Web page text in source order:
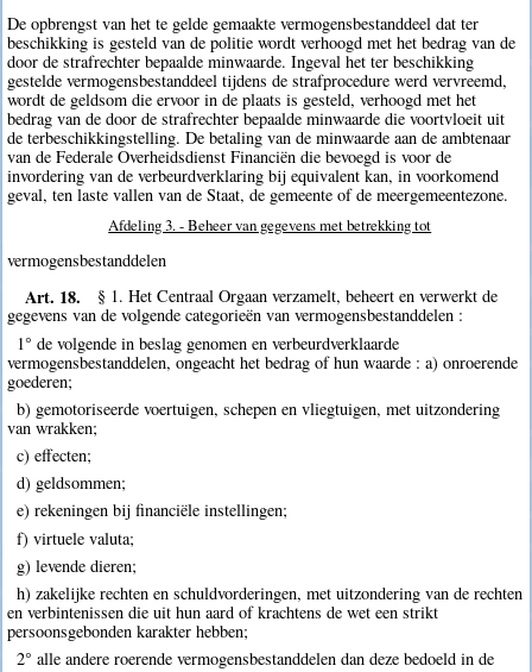
De opbrengst van het te gelde gemaakte vermogensbestanddeel dat ter
beschikking is gesteld van de politie wordt verhoogd met het bedrag van de
door de strafrechter bepaalde minwaarde. Ingeval het ter beschikking
gestelde vermogensbestanddeel tijdens de strafprocedure werd vervreemd,
wordt de geldsom die ervoor in de plaats is gesteld, verhoogd met het
bedrag van de door de strafrechter bepaalde minwaarde die voortvloeit uit
de terbeschikkingstelling. De betaling van de minwaarde aan de ambtenaar
van de Federale Overheidsdienst Financiën die bevoegd is voor de
invordering van de verbeurdverklaring bij equivalent kan, in voorkomend
geval, ten laste vallen van de Staat, de gemeente of de meergemeentezone.
Afdeling 3. - Beheer van gegevens met betrekking tot
vermogensbestanddelen
Art. 18.
§ 1. Het Centraal Orgaan verzamelt, beheert en verwerkt de
gegevens van de volgende categorieën van vermogensbestanddelen :
1° de volgende in beslag genomen en verbeurdverklaarde
vermogensbestanddelen, ongeacht het bedrag of hun waarde : a) onroerende
goederen;
b) gemotoriseerde voertuigen, schepen en vliegtuigen, met uitzondering
van wrakken;
c) effecten;
d) geldsommen;
e) rekeningen bij financiële instellingen;
f) virtuele valuta;
g) levende dieren;
h) zakelijke rechten en schuldvorderingen, met uitzondering van de rechten
en verbintenissen die uit hun aard of krachtens de wet een strikt
persoonsgebonden karakter hebben;
2° alle andere roerende vermogensbestanddelen dan deze bedoeld in de